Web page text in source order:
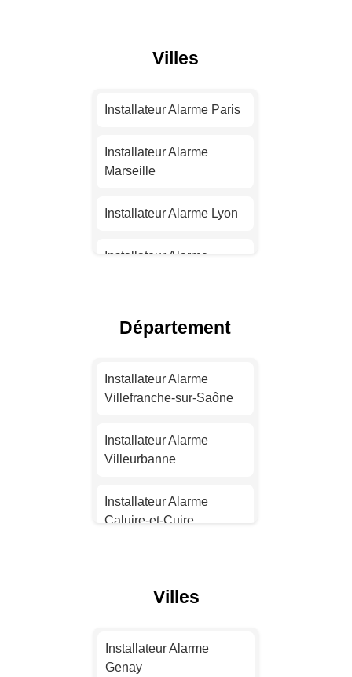
Villes
Installateur Alarme Paris
Installateur Alarme
Marseille
Installateur Alarme Lyon
Installateur Alarme
Installateur Alarme Nice
Nantes
Strasbourg
Montpellier
Installateur Alarme Lille
Installateur Alarme
Rennes
Département
Installateur Alarme
Villefranche-sur-Saône
Installateur Alarme
Villeurbanne
Installateur Alarme
Caluire-et-Cuire
Oullins
Villes
Installateur Alarme
Genay